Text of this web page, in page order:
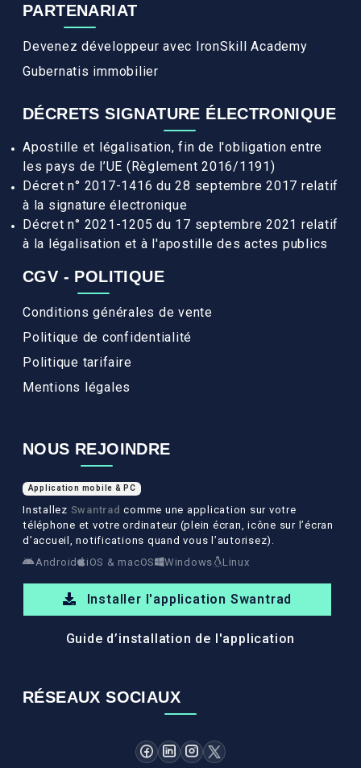
PARTENARIAT
Devenez développeur avec IronSkill Academy
Gubernatis immobilier
DÉCRETS SIGNATURE ÉLECTRONIQUE
Apostille et légalisation, fin de l'obligation entre
les pays de l’UE (Règlement 2016/1191)
Décret n° 2017-1416 du 28 septembre 2017 relatif
à la signature électronique
Décret n° 2021-1205 du 17 septembre 2021 relatif
à la légalisation et à l'apostille des actes publics
CGV - POLITIQUE
Conditions générales de vente
Politique de confidentialité
Politique tarifaire
Mentions légales
NOUS REJOINDRE
Application mobile & PC
Installez Swantrad comme une application sur votre
téléphone et votre ordinateur (plein écran, icône sur l’écran
d’accueil, notifications quand vous l’autorisez).
Android
iOS & macOS Windows Linux
Installer l'application Swantrad
Guide d’installation de l'application
RÉSEAUX SOCIAUX